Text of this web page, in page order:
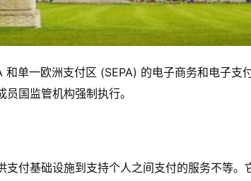
单一欧洲支付区 (SEPA) 的电子商务和电子
国监管机构强制执行。
付基础设施到支持个人之间支付的服务不等。